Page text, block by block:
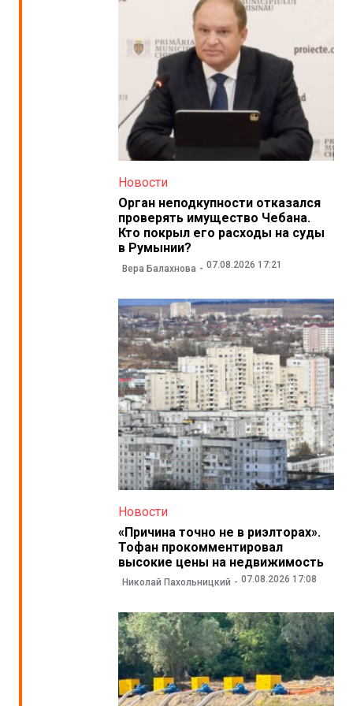
Новости
Орган неподкупности отказался
проверять имущество Чебана.
Кто покрыл его расходы на суды
в Румынии?
Вера Балахнова 07.08.2026 17:21
Новости
«Причина точно не в риэлторах».
Тофан прокомментировал
высокие цены на недвижимость
Николай Пахольницкий 07.08.2026 17:08